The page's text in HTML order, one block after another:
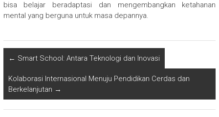
bisa belajar beradaptasi dan mengembangkan ketahanan
mental yang berguna untuk masa depannya.
← Smart School: Antara Teknologi dan Inovasi
Kolaborasi Internasional Menuju Pendidikan Cerdas dan
Berkelanjutan →